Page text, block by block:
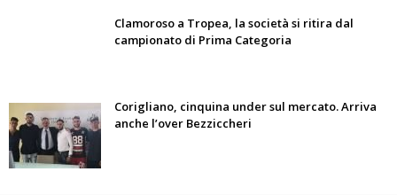
Clamoroso a Tropea, la società si ritira dal
campionato di Prima Categoria
Corigliano, cinquina under sul mercato. Arriva
anche l’over Bezziccheri